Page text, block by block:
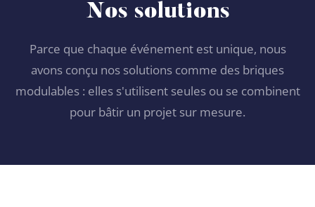
Nos solutions
Parce que chaque événement est unique, nous
avons conçu nos solutions comme des briques
modulables : elles s'utilisent seules ou se combinent
pour bâtir un projet sur mesure.